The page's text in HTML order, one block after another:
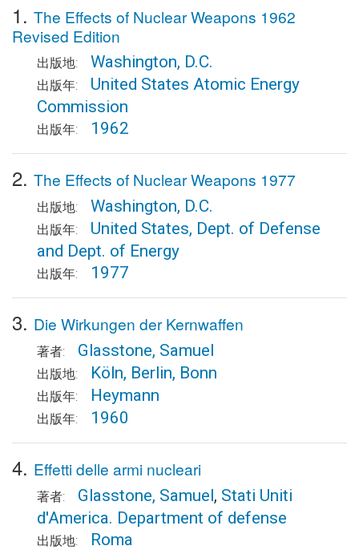
1. The Effects of Nuclear Weapons 1962
Revised Edition
出版地: Washington, D.C.
出版年:
United States Atomic Energy
Commission
出版年: 1962
2. The Effects of Nuclear Weapons 1977
出版地: Washington, D.C.
出版年:
United States, Dept. of Defense
and Dept. of Energy
出版年: 1977
3. Die Wirkungen der Kernwaffen
著者: Glasstone, Samuel
出版地: Köln, Berlin, Bonn
出版年: Heymann
出版年: 1960
4. Effetti delle armi nucleari
著者: Glasstone, Samuel, Stati Uniti
d'America. Department of defense
出版地: Roma